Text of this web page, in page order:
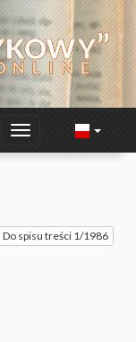
Do spisu treści 1/1986